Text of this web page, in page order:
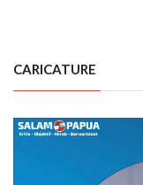
CARICATURE